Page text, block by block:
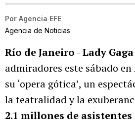
Por Agencia EFE
Agencia de Noticias
Río de Janeiro -Lady Gaga
admiradores este sábado en
su ‘opera gótica’, un
la teatralidad y la
2.1 millones de asistentes